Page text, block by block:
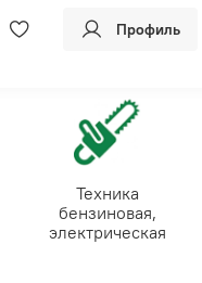
Профиль
Техника
бензиновая,
электрическая